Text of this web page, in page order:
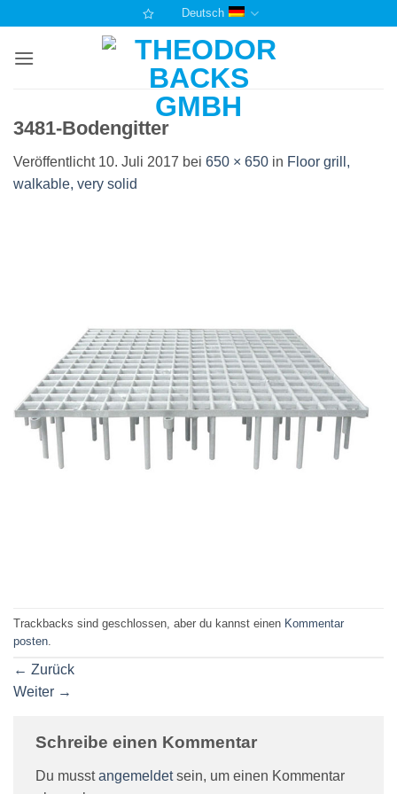
springen
Deutsch
3481-Bodengitter
Veröffentlicht 10. Juli 2017 bei 650 × 650 in Floor grill,
walkable, very solid
Trackbacks sind geschlossen, aber du kannst einen Kommentar
posten
← Zurück
Weiter →
Schreibe einen Kommentar
Du musstangemeldetsein, um einen Kommentar